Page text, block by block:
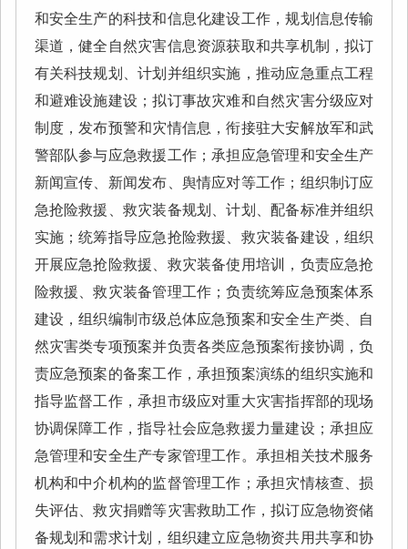
和安全生产的科技和信息化建设工作，规划信息传输
渠道，健全自然灾害信息资源获取和共享机制，拟订
有关科技规划、计划并组织实施，推动应急重点工程
和避难设施建设；拟订事故灾难和自然灾害分级应对
制度，发布预警和灾情信息，衔接驻大安解放军和武
警部队参与应急救援工作；承担应急管理和安全生产
新闻宣传、新闻发布、舆情应对等工作；组织制订应
急抢险救援、救灾装备规划、计划、配备标准并组织
实施；统筹指导应急抢险救援、救灾装备建设，组织
开展应急抢险救援、救灾装备使用培训，负责应急抢
险救援、救灾装备管理工作；负责统筹应急预案体系
建设，组织编制市级总体应急预案和安全生产类、自
然灾害类专项预案并负责各类应急预案衔接协调，负
责应急预案的备案工作，承担预案演练的组织实施和
指导监督工作，承担市级应对重大灾害指挥部的现场
协调保障工作，指导社会应急救援力量建设；承担应
急管理和安全生产专家管理工作。承担相关技术服务
机构和中介机构的监督管理工作；承担灾情核查、损
失评估、救灾捐赠等灾害救助工作，拟订应急物资储
备规划和需求计划，组织建立应急物资共用共享和协